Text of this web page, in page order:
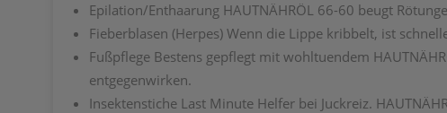
Epilation/Enthaarung HAUTNÄHRÖL 66-60 beugt
Fieberblasen (Herpes) Wenn die Lippe kribbelt, ist
Fußpflege Bestens gepflegt mit wohltuendem
entgegenwirken.
Insektenstiche Last Minute Helfer bei Juckreiz.